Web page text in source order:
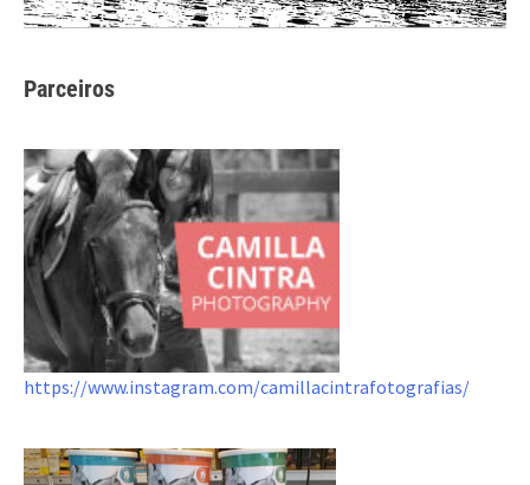
Parceiros
https://www.instagram.com/camillacintrafotografias/